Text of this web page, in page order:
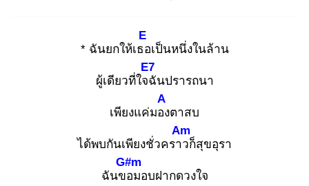
* ฉันยกให้เธอ
E
เป็นหนึ่งในล้าน
ผู้เดียวที่ใจฉั
E7
นปรารถนา
เพียงแค่มอง
A
ตาสบ
ได้พบกันเพียงชั่วคราว
Am
ก็สุขอุรา
ฉันขอ
G#m
มอบฝากดวงใจ